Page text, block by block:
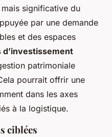
significative du
par une demande
et des espaces
d’investissement
patrimoniale
pourrait offrir une
dans les axes
à la logistique.
ciblées